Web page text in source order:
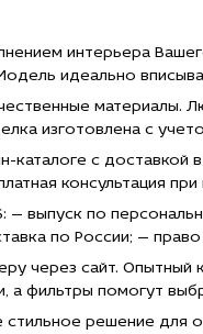
интерьера
идеально
изготовлена с
каталоге с
консультация
— выпуск по
по России; — право
через сайт.
а фильтры помогут
стильное решение для